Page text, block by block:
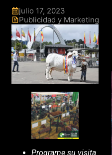
julio 17, 2023
Publicidad y Marketing
Programe su visita